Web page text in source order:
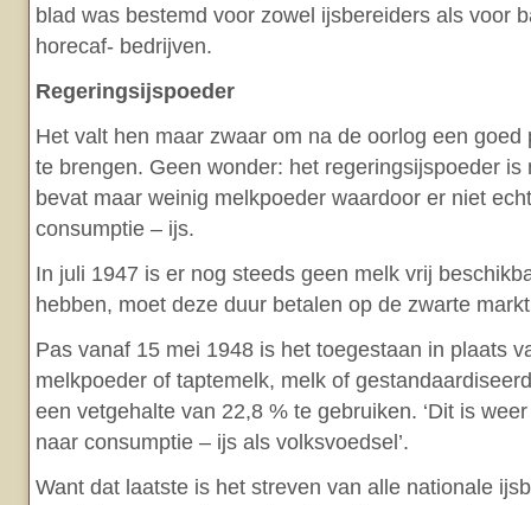
blad was bestemd voor zowel ijsbereiders als voor
horecaf- bedrijven.
Regeringsijspoeder
Het valt hen maar zwaar om na de oorlog een goed
te brengen. Geen wonder: het regeringsijspoeder is
bevat maar weinig melkpoeder waardoor er niet
consumptie – ijs.
In juli 1947 is er nog steeds geen melk vrij
hebben, moet deze duur betalen op de zwarte
Pas vanaf 15 mei 1948 is het toegestaan in plaats
melkpoeder of taptemelk, melk of
een vetgehalte van 22,8 % te gebruiken. ‘Dit is
naar consumptie – ijs als volksvoedsel’.
Want dat laatste is het streven van alle nationale